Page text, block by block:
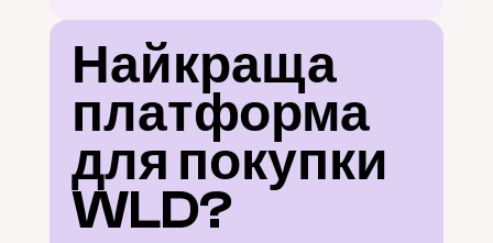
Найкраща
платформа
для покупки
WLD?